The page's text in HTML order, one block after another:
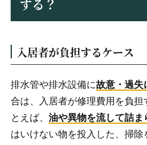
する？
入居者が負担するケース
排水管や排水設備に故意・過失
合は、入居者が修理費用を負担
とえば、 油や異物を流して詰ま
はいけない物を投入した、掃